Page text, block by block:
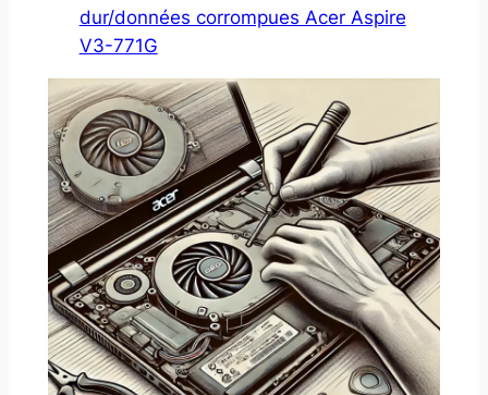
dur/données corrompues Acer Aspire
V3-771G